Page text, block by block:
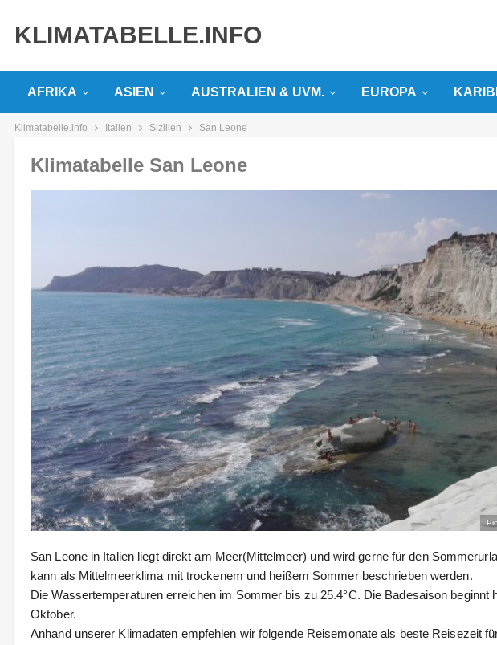
KLIMATABELLE.INFO
AFRIKA ASIEN AUSTRALIEN & UVM. EUROPA
Klimatabelle.info Italien Sizilien San Leone
Klimatabelle San Leone
San Leone in Italien liegt direkt am Meer(Mittelmeer) und wird gerne für den
kann als Mittelmeerklima mit trockenem und heißem Sommer beschrieben werden.
Die Wassertemperaturen erreichen im Sommer bis zu 25.4°C. Die Badesaison beginnt
Oktober.
Anhand unserer Klimadaten empfehlen wir folgende Reisemonate als beste Reisezeit